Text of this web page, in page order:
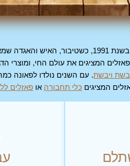
פאונה ההונגרית הוקמה בשנת 1991, כשטיבור,
המציגים את עולם החי, ומוצרי
ויבשת. עם השנים נולדו לפאונה
המציגים כלי תחבורה או פאזלים